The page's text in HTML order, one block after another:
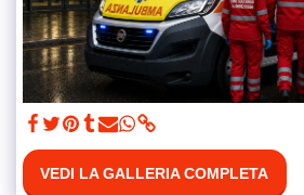
VEDI LA GALLERIA COMPLETA